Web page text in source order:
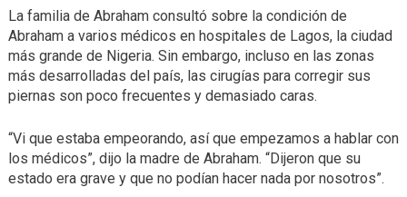
La familia de Abraham consultó sobre la condición de
Abraham a varios médicos en hospitales de Lagos, la ciudad
más grande de Nigeria. Sin embargo, incluso en las zonas
más desarrolladas del país, las cirugías para corregir sus
piernas son poco frecuentes y demasiado caras.
“Vi que estaba empeorando, así que empezamos a hablar con
los médicos”, dijo la madre de Abraham. “Dijeron que su
estado era grave y que no podían hacer nada por nosotros”.